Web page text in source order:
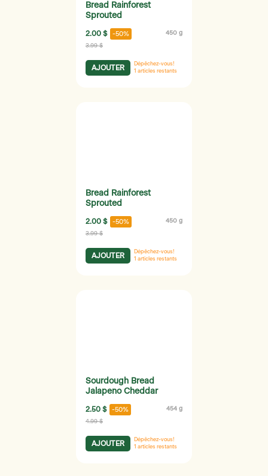
Bread Rainforest
Sprouted
2.00 $ -50% 450 g
3.99 $
AJOUTER
Dépêchez-vous!
1 articles restants
Bread Rainforest
Sprouted
2.00 $ -50% 450 g
3.99 $
AJOUTER
Dépêchez-vous!
1 articles restants
Sourdough Bread
Jalapeno Cheddar
2.50 $ -50% 454 g
4.99 $
AJOUTER
Dépêchez-vous!
1 articles restants